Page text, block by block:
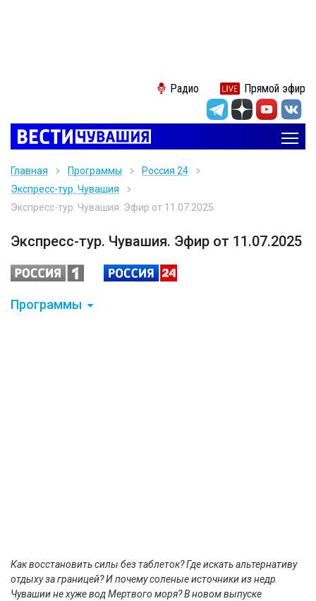
Радио Прямой эфир
Главная Программы
Россия 24
Экспресс-тур. Чувашия
Экспресс-тур. Чувашия. Эфир от 11.07.2025
Экспресс-тур. Чувашия. Эфир от 11.07.2025
Программы
Как восстановить силы без таблеток? Где искать альтернативу
отдыху за границей? И почему соленые источники из недр
Чувашии не хуже вод Мертвого моря? В новом выпуске